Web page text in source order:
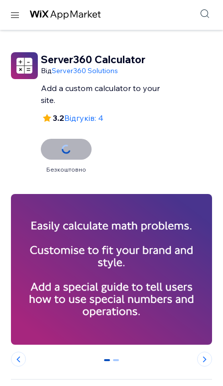
Server360 Calculator
ВідServer360 Solutions
Add a custom calculator to your
site.
3.2Відгуків: 4
Безкоштовно
0 1